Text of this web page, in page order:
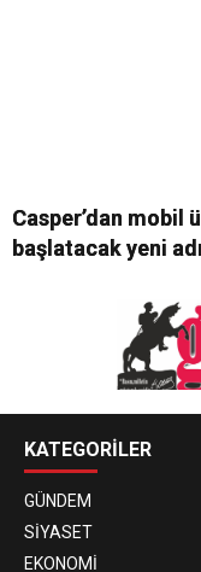
Casper’dan
başlatacak yeni
KATEGORİLER
GÜNDEM
SİYASET
EKONOMİ